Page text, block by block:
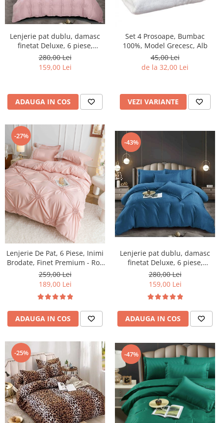
Lenjerie pat dublu, damasc
finetat Deluxe, 6 piese,
cearceaf pat cu elastic, Roz,
RS34
280,00 Lei
159,00 Lei
ADAUGA IN COS
Set 4 Prosoape, Bumbac
100%, Model Grecesc, Alb
45,00 Lei
de la 32,00 Lei
VEZI VARIANTE
-27%
Lenjerie De Pat, 6 Piese, Inimi
Brodate, Finet Premium - Roz
Pudra
259,00 Lei
189,00 Lei
ADAUGA IN COS
-43%
Lenjerie pat dublu, damasc
finetat Deluxe, 6 piese,
cearceaf pat cu elastic,
Albastru
280,00 Lei
159,00 Lei
ADAUGA IN COS
-25% -47%